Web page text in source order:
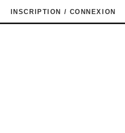
INSCRIPTION / CONNEXION